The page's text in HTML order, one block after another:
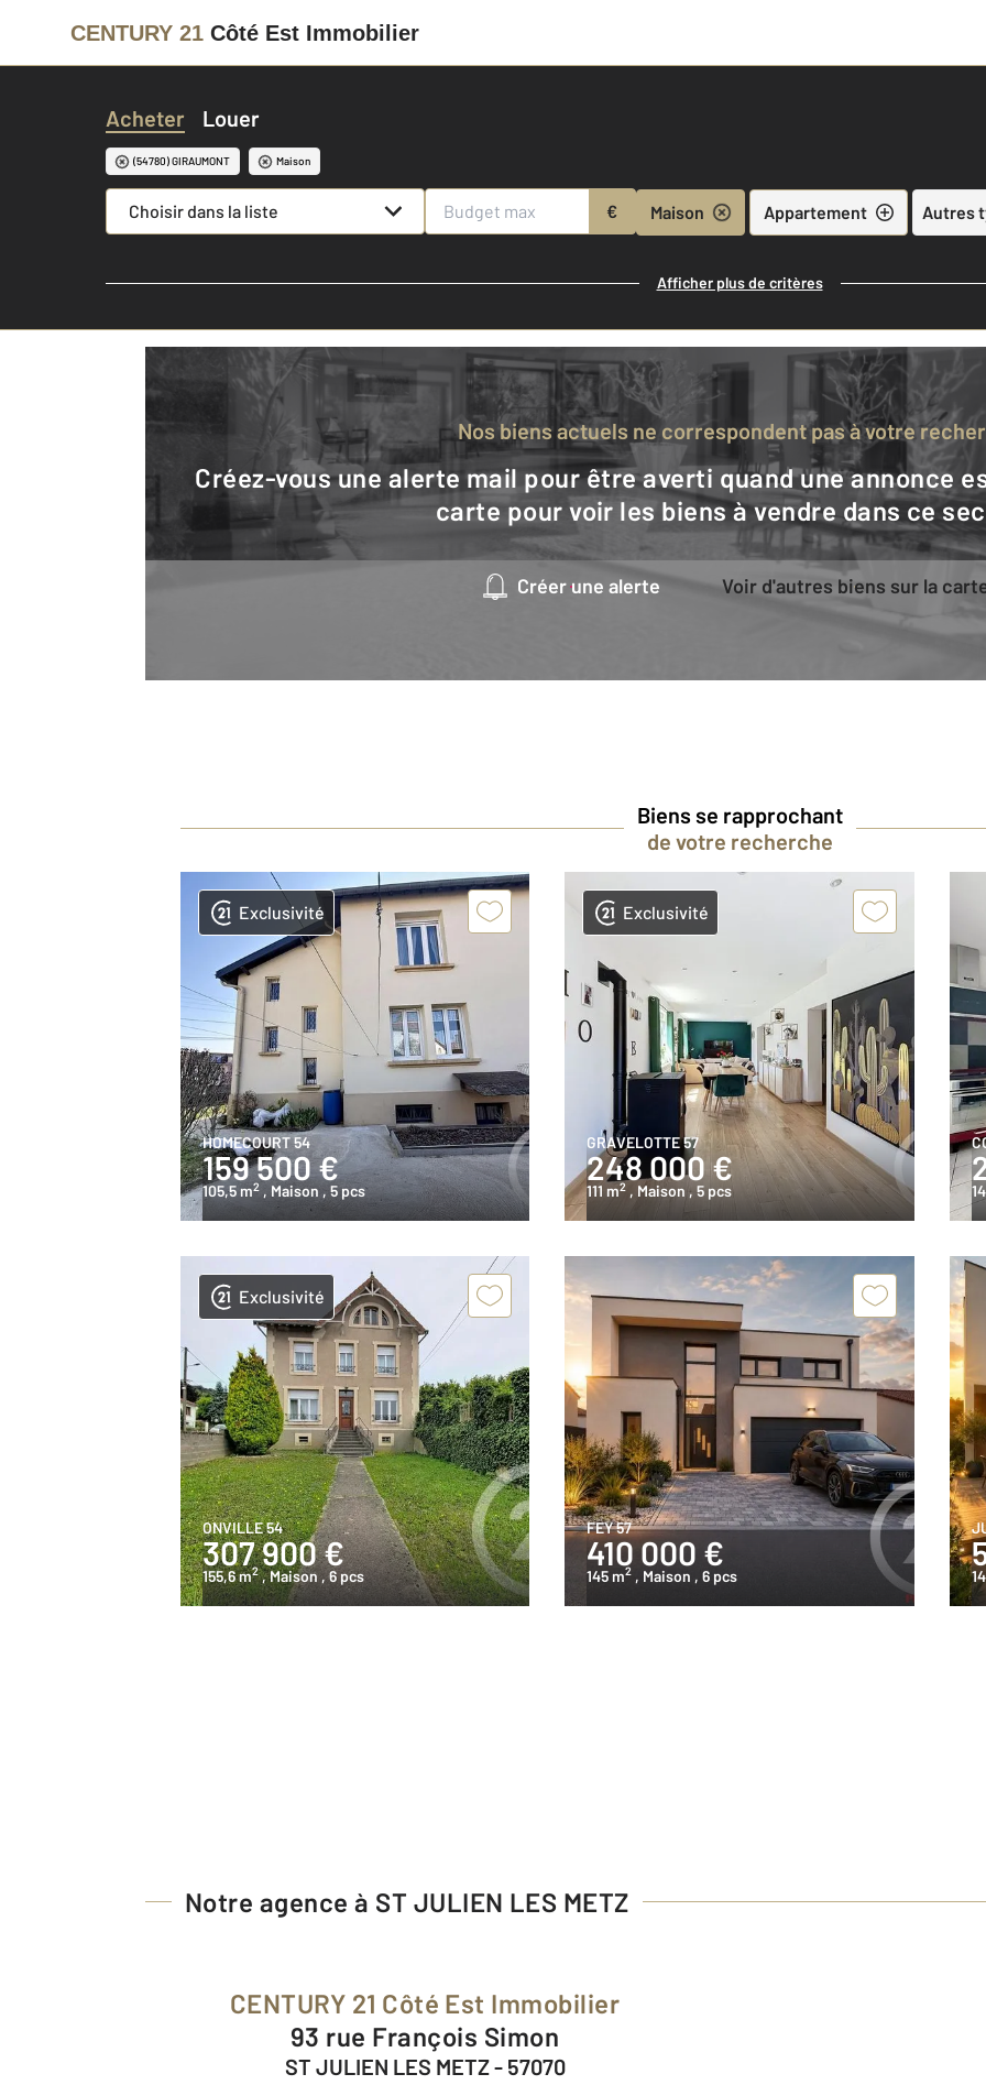
CENTURY 21 Côté Est Immobilier
Acheter Louer
(54780) GIRAUMONT Maison
Choisir dans la liste € Maison Appartement Autres
Afficher plus de critères
Nos biens actuels ne correspondent pas à votre
Créez-vous une alerte mail pour être averti quand une annonce est en ligne et consultez la
carte pour voir les biens à vendre dans ce
Créer une alerte Voir d'autres biens sur la
Biens se rapprochant
de votre recherche
Exclusivité
HOMECOURT 54
159 500 €
105,5 m2 , Maison , 5 pcs
Exclusivité
GRAVELOTTE 57
248 000 €
111 m2 , Maison , 5 pcs
Exclusivité
ONVILLE 54
307 900 €
155,6 m2 , Maison , 6 pcs
FEY 57
410 000 €
145 m2 , Maison , 6 pcs
Notre agence à ST JULIEN LES METZ
CENTURY 21 Côté Est Immobilier
93 rue François Simon
ST JULIEN LES METZ - 57070